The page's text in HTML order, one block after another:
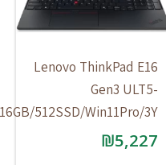
Lenovo ThinkPad
Gen3
225U/16GB/512SSD/
₪